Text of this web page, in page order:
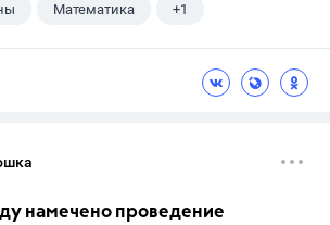
Математика +1
намечено проведение